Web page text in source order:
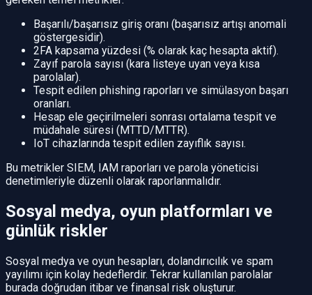
Başarılı/başarısız giriş oranı (başarısız artışı anomali
göstergesidir).
2FA kapsama yüzdesi (% olarak kaç hesapta aktif).
Zayıf parola sayısı (kara listeye uyan veya kısa
parolalar).
Tespit edilen phishing raporları ve simülasyon başarı
oranları.
Hesap ele geçirilmeleri sonrası ortalama tespit ve
müdahale süresi (MTTD/MTTR).
IoT cihazlarında tespit edilen zayıflık sayısı.
Bu metrikler SIEM, IAM raporları ve parola yöneticisi
denetimleriyle düzenli olarak raporlanmalıdır.
Sosyal medya, oyun platformları ve
günlük riskler
Sosyal medya ve oyun hesapları, dolandırıcılık ve spam
yayılımı için kolay hedeflerdir. Tekrar kullanılan parolalar
burada doğrudan itibar ve finansal risk oluşturur.